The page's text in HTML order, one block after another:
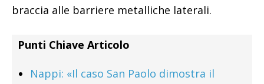
braccia alle barriere metalliche laterali.
Punti Chiave Articolo
Nappi: «Il caso San Paolo dimostra il